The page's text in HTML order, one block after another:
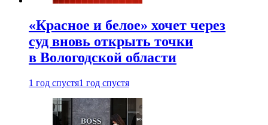
«Красное и белое» хочет через
суд вновь открыть точки
в Вологодской области
1 год спустя1 год спустя